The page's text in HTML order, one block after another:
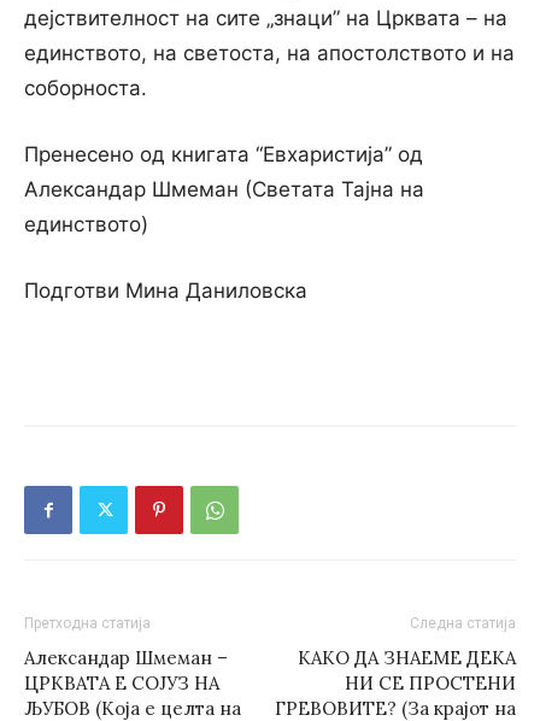
дејствителност на сите „знаци” на Црквата – на
единството, на светоста, на апостолството и на
соборноста.
Пренесено од книгата “Евхаристија” од
Александар Шмеман (Светата Тајна на
единството)
Подготви Мина Даниловска
Претходна статија
Александар Шмеман –
ЦРКВАТА Е СОЈУЗ НА
ЉУБОВ (Која е целта на
Следна статија
КАКО ДА ЗНАЕМЕ ДЕКА
НИ СЕ ПРОСТЕНИ
ГРЕВОВИТЕ? (За крајот на